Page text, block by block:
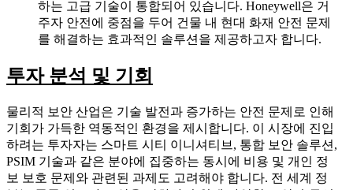
하는 고급 기술이 통합되어 있습니다. Honeywell은 거
주자 안전에 중점을 두어 건물 내 현대 화재 안전 문제
를 해결하는 효과적인 솔루션을 제공하고자 합니다.
투자 분석 및 기회
물리적 보안 산업은 기술 발전과 증가하는 안전 문제로 인해
기회가 가득한 역동적인 환경을 제시합니다. 이 시장에 진입
하려는 투자자는 스마트 시티 이니셔티브, 통합 보안 솔루션,
PSIM 기술과 같은 분야에 집중하는 동시에 비용 및 개인 정
보 보호 문제와 관련된 과제도 고려해야 합니다. 전 세계 정